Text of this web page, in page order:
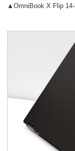
▲OmniBook X Flip 14-